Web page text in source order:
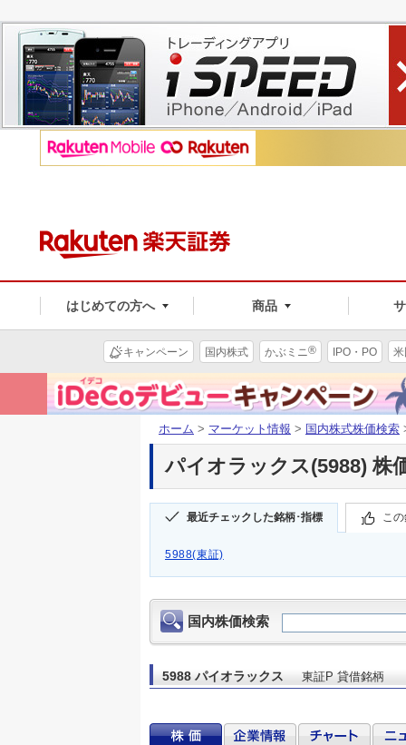
はじめての方へ 商品
キャンペーン 国内株式 かぶミニ® IPO・PO
ホーム > マーケット情報 > 国内株式株価検索
パイオラックス(5988) 株
最近チェックした銘柄･指標 こ
5988(東証)